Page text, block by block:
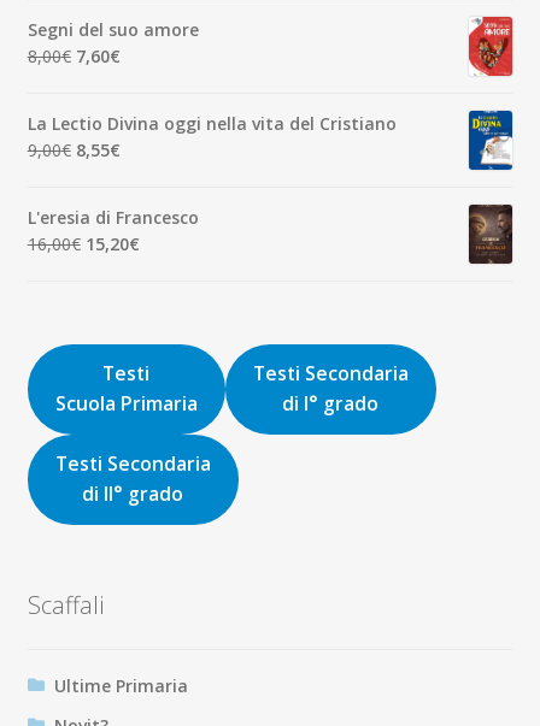
era:
1,90€.
è:
1,81€.
Segni del suo amore
8,00€ Il
era:
8,00€.
7,60€Il
è:
7,60€.
La Lectio Divina oggi nella vita del Cristiano
9,00€ Il
era:
9,00€.
8,55€Il
è:
8,55€.
L'eresia di Francesco
16,00€ Il
16,00€.
15,20€Il
15,20€.
Testi
Scuola Primaria
Testi Secondaria
di I° grado
Testi Secondaria
di II° grado
Scaffali
Ultime Primaria